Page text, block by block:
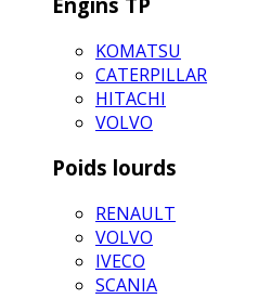
KOMATSU
CATERPILLAR
HITACHI
VOLVO
Poids lourds
RENAULT
VOLVO
IVECO
SCANIA